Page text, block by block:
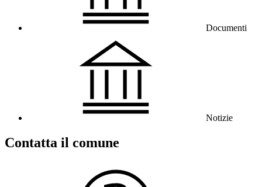
Documenti
Notizie
Contatta il comune